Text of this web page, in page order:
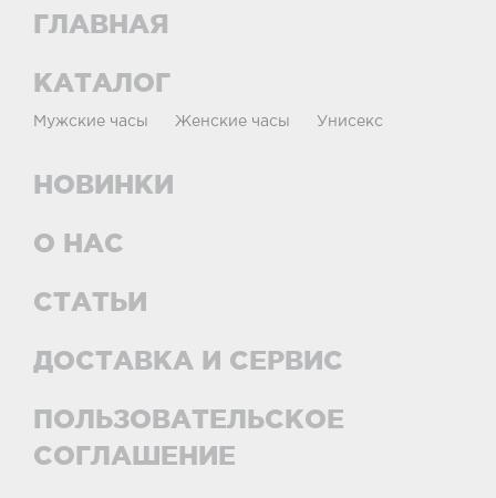
ГЛАВНАЯ
КАТАЛОГ
Мужские часы Женские часы Унисекс
НОВИНКИ
О НАС
СТАТЬИ
ДОСТАВКА И СЕРВИС
ПОЛЬЗОВАТЕЛЬСКОЕ
СОГЛАШЕНИЕ